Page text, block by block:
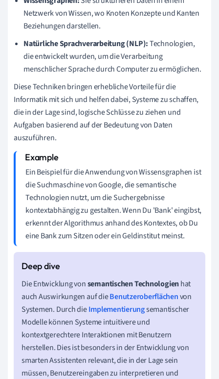
Netzwerk von Wissen, wo Knoten Konzepte und Kanten
Beziehungen darstellen.
Natürliche Sprachverarbeitung (NLP):Technologien,
die entwickelt wurden, um die Verarbeitung
menschlicher Sprache durch Computer zu ermöglichen.
Diese Techniken bringen erhebliche Vorteile für die
Informatik mit sich und helfen dabei, Systeme zu schaffen,
die in der Lage sind, logische Schlüsse zu ziehen und
Aufgaben basierend auf der Bedeutung von Daten
auszuführen.
Ein Beispiel für die Anwendung von Wissensgraphen ist
die Suchmaschine von Google, die semantische
Technologien nutzt, um die Suchergebnisse
kontextabhängig zu gestalten. Wenn Du 'Bank' eingibst,
erkennt der Algorithmus anhand des Kontextes, ob Du
eine Bank zum Sitzen oder ein Geldinstitut meinst.
Die Entwicklung vonsemantischen Technologienhat
auch Auswirkungen auf dieBenutzeroberflächenvon
Systemen. Durch dieImplementierungsemantischer
Modelle können Systeme intuitivere und
kontextgerechtere Interaktionen mit Benutzern
herstellen. Dies ist besonders in der Entwicklung von
smarten Assistenten relevant, die in der Lage sein
müssen, Benutzereingaben zu interpretieren und